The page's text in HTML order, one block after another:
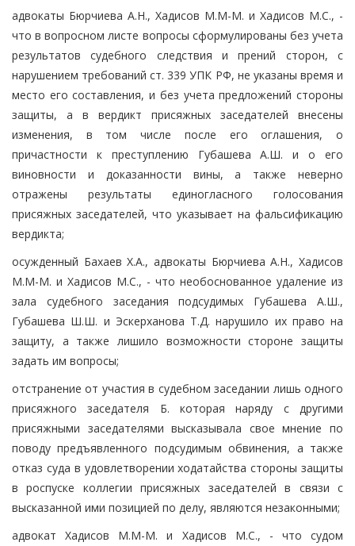
адвокаты Бюрчиева А.Н., Хадисов М.М-М. и Хадисов М.С., -
что в вопросном листе вопросы сформулированы без учета
результатов судебного следствия и прений сторон, с
нарушением требований ст. 339 УПК РФ, не указаны время и
место его составления, и без учета предложений стороны
защиты, а в вердикт присяжных заседателей внесены
изменения, в том числе после его оглашения, о
причастности к преступлению Губашева А.Ш. и о его
виновности и доказанности вины, а также неверно
отражены результаты единогласного голосования
присяжных заседателей, что указывает на фальсификацию
вердикта;
осужденный Бахаев Х.А., адвокаты Бюрчиева А.Н., Хадисов
М.М-М. и Хадисов М.С., - что необоснованное удаление из
зала судебного заседания подсудимых Губашева А.Ш.,
Губашева Ш.Ш. и Эскерханова Т.Д. нарушило их право на
защиту, а также лишило возможности стороне защиты
задать им вопросы;
отстранение от участия в судебном заседании лишь одного
присяжного заседателя Б. которая наряду с другими
присяжными заседателями высказывала свое мнение по
поводу предъявленного подсудимым обвинения, а также
отказ суда в удовлетворении ходатайства стороны защиты
в роспуске коллегии присяжных заседателей в связи с
высказанной ими позицией по делу, являются незаконными;
адвокат Хадисов М.М-М. и Хадисов М.С., - что судом